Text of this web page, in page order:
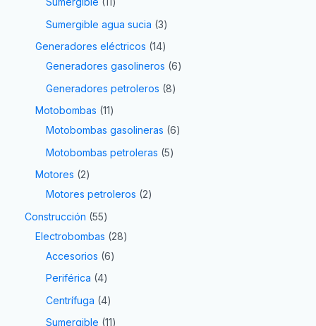
Sumergible agua sucia 3
Generadores eléctricos 14
Generadores gasolineros 6
Generadores petroleros 8
Motobombas 11
Motobombas gasolineras 6
Motobombas petroleras 5
Motores
2
Motores petroleros
2
Construcción 55
Electrobombas
28
Accesorios 6
Periférica 4
Centrífuga 4
Sumergible 11